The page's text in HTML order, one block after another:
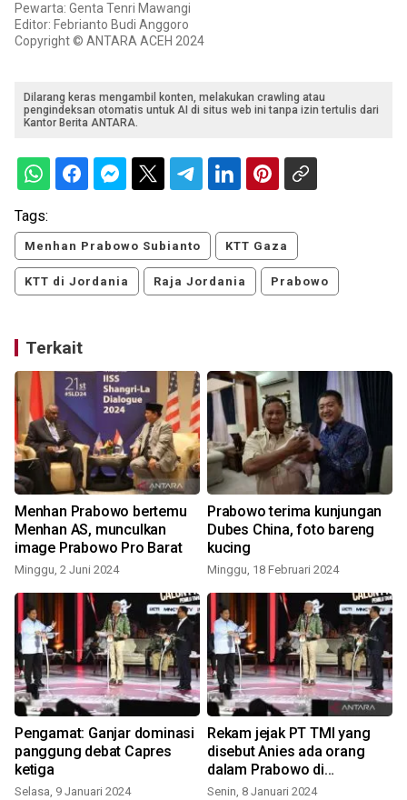
Pewarta: Genta Tenri Mawangi
Editor: Febrianto Budi Anggoro
Copyright © ANTARA ACEH 2024
Dilarang keras mengambil konten, melakukan crawling atau
pengindeksan otomatis untuk AI di situs web ini tanpa izin tertulis dari
Kantor Berita ANTARA.
Tags:
Menhan Prabowo Subianto KTT Gaza
KTT di Jordania Raja Jordania Prabowo
Terkait
Menhan Prabowo bertemu
Menhan AS, munculkan
image Prabowo Pro Barat
Minggu, 2 Juni 2024
Prabowo terima kunjungan
Dubes China, foto bareng
kucing
Minggu, 18 Februari 2024
Pengamat: Ganjar dominasi
panggung debat Capres
ketiga
Selasa, 9 Januari 2024
Rekam jejak PT TMI yang
disebut Anies ada orang
dalam Prabowo di
pengadaan alutsista
Senin, 8 Januari 2024